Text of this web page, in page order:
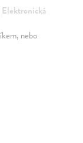
Elektronická
nebo